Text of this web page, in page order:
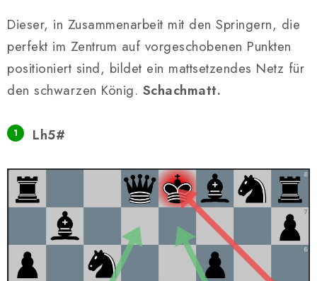
Dieser, in Zusammenarbeit mit den Springern, die
perfekt im Zentrum auf vorgeschobenen Punkten
positioniert sind, bildet ein mattsetzendes Netz für
den schwarzen König. Schachmatt.
Lh5#